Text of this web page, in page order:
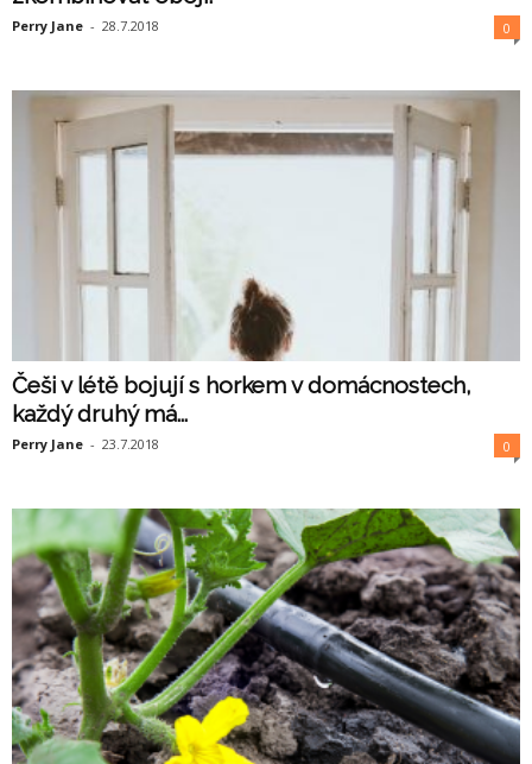
Perry Jane - 28.7.2018 0
Češi v létě bojují s horkem v domácnostech,
každý druhý má...
Perry Jane - 23.7.2018 0